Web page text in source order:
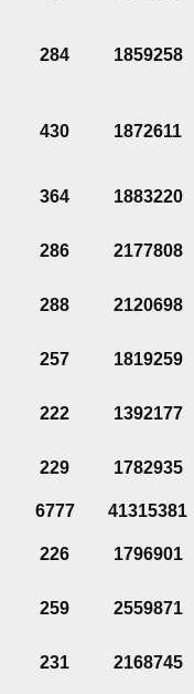
284 1859258
430 1872611
364 1883220
286 2177808
288 2120698
257 1819259
222 1392177
229 1782935
6777
41315381
226 1796901
259 2559871
231 2168745